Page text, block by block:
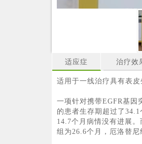
适应症 治疗效
适用于一线治疗具有表
一项针对携带EGFR基
的患者生存期超过了
14.7个月病情没有进展
组为26.6个月，厄洛替尼